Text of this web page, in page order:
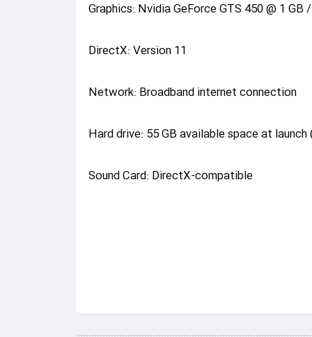
Graphics: Nvidia GeForce GTS 450 @ 1 GB
DirectX: Version 11
Network: Broadband internet connection
Hard drive: 55 GB available space at
Sound Card: DirectX-compatible